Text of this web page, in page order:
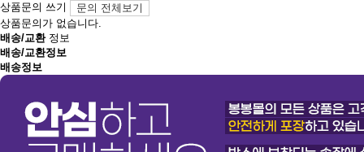
상품문의 쓰기
문의 전체보기
상품문의가 없습니다.
배송/교환정보
배송/교환정보
배송정보